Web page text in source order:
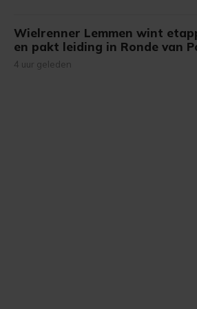
Wielrenner Lemmen wint
en pakt leiding in Ronde van
4 uur geleden